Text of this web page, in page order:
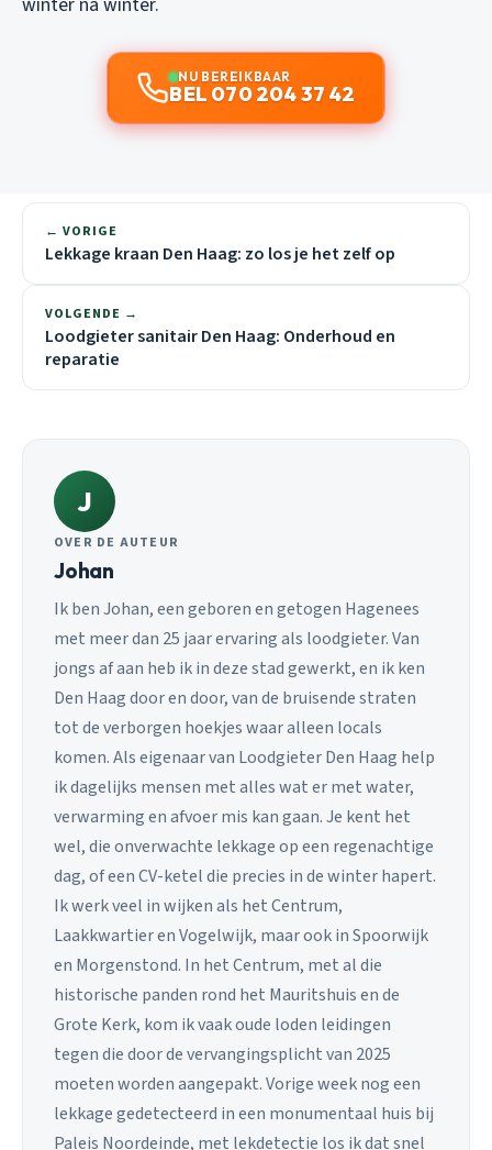
NU BEREIKBAAR
BEL 070 204 37 42
← VORIGE
Lekkage kraan Den Haag: zo los je het zelf op
VOLGENDE →
Loodgieter sanitair Den Haag: Onderhoud en
reparatie
J
OVER DE AUTEUR
Johan
Ik ben Johan, een geboren en getogen Hagenees
met meer dan 25 jaar ervaring als loodgieter. Van
jongs af aan heb ik in deze stad gewerkt, en ik ken
Den Haag door en door, van de bruisende straten
tot de verborgen hoekjes waar alleen locals
komen. Als eigenaar van Loodgieter Den Haag help
ik dagelijks mensen met alles wat er met water,
verwarming en afvoer mis kan gaan. Je kent het
wel, die onverwachte lekkage op een regenachtige
dag, of een CV-ketel die precies in de winter hapert.
Ik werk veel in wijken als het Centrum,
Laakkwartier en Vogelwijk, maar ook in Spoorwijk
en Morgenstond. In het Centrum, met al die
historische panden rond het Mauritshuis en de
Grote Kerk, kom ik vaak oude loden leidingen
tegen die door de vervangingsplicht van 2025
moeten worden aangepakt. Vorige week nog een
lekkage gedetecteerd in een monumentaal huis bij
Paleis Noordeinde, met lekdetectie los ik dat snel